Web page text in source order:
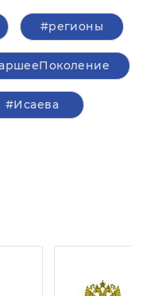
#регионы
#Исаева